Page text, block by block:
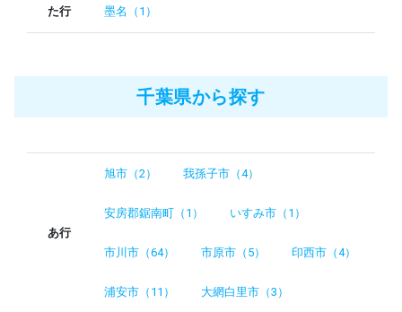
た行 墨名（1）
千葉県から探す
あ行
旭市（2） 我孫子市（4）
安房郡鋸南町（1） いすみ市（1）
市川市（64） 市原市（5） 印西市（4）
浦安市（11） 大網白里市（3）